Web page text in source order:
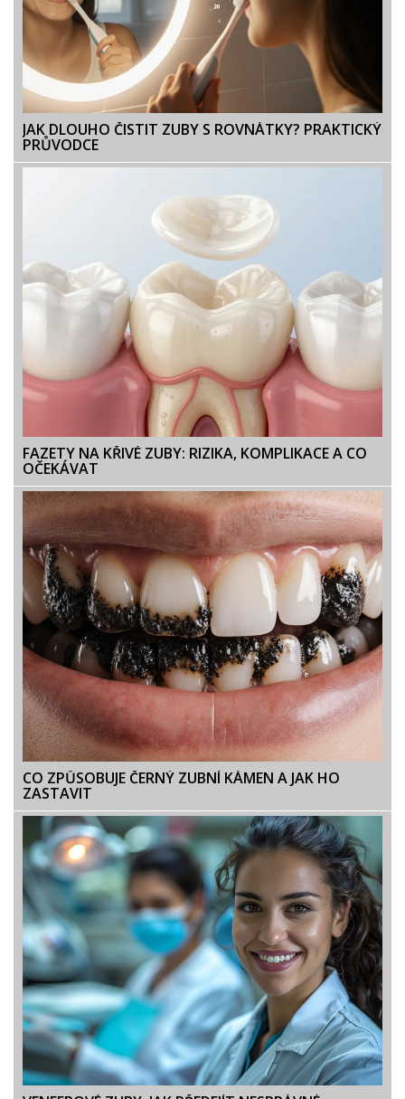
JAK DLOUHO ČISTIT ZUBY S ROVNÁTKY? PRAKTICKÝ
PRŮVODCE
FAZETY NA KŘIVÉ ZUBY: RIZIKA, KOMPLIKACE A CO
OČEKÁVAT
CO ZPŮSOBUJE ČERNÝ ZUBNÍ KÁMEN A JAK HO
ZASTAVIT